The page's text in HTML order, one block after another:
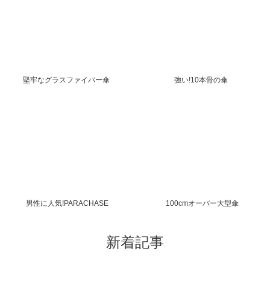
堅牢なグラスファイバー傘 強い!10本骨の傘
男性に人気!PARACHASE 100cmオーバー大型傘
新着記事